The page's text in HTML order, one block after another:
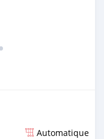
Automatique